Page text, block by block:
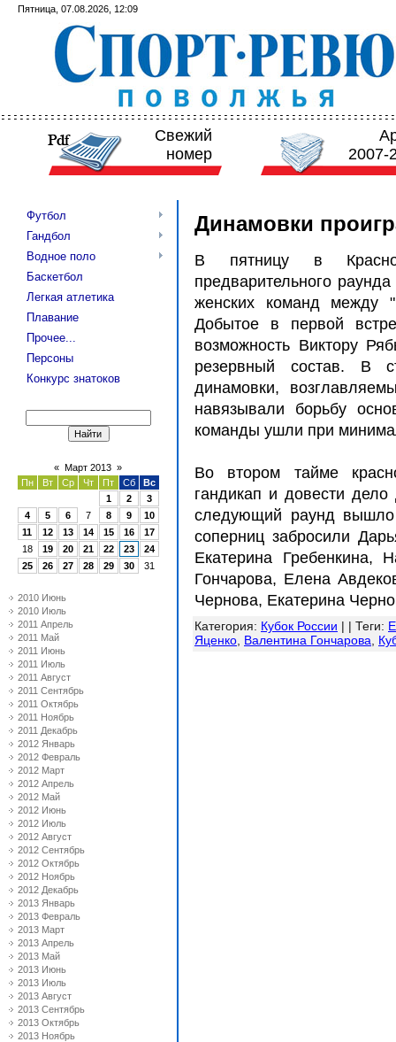
Пятница, 07.08.2026, 12:09
Свежий
номер
2007-
Футбол
Гандбол
Водное поло
Баскетбол
Легкая атлетика
Плавание
Прочее...
Персоны
Конкурс знатоков
« Март 2013 »
Пн
Вт Ср Чт Пт Сб
Вс
1
2
3
4
5 6 7 8 9
10
11
12 13 14 15 16
17
18
19 20 21 22 23
24
25
26 27 28 29 30 31
2010 Июнь
2010 Июль
2011 Апрель
2011 Май
2011 Июнь
2011 Июль
2011 Август
2011 Сентябрь
2011 Октябрь
2011 Ноябрь
2011 Декабрь
2012 Январь
2012 Февраль
2012 Март
2012 Апрель
2012 Май
2012 Июнь
2012 Июль
2012 Август
2012 Сентябрь
2012 Октябрь
2012 Ноябрь
2012 Декабрь
2013 Январь
2013 Февраль
2013 Март
2013 Апрель
2013 Май
2013 Июнь
2013 Июль
2013 Август
2013 Сентябрь
2013 Октябрь
2013 Ноябрь
Динамовки
В пятницу в
предварительного
женских команд между
Добытое в первой
возможность Виктору
резервный состав. В
динамовки,
навязывали борьбу
команды ушли при
Во втором тайме
гандикап и довести
следующий раунд
соперниц забросили
Екатерина Гребенкина,
Гончарова, Елена
Чернова, Екатерина
Категория: Кубок России | | Теги:
Яценко Валентина Гончарова